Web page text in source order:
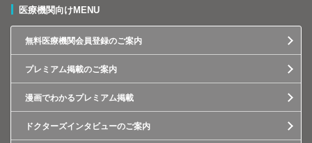
医療機関向けMENU
無料医療機関会員登録のご案内
プレミアム掲載のご案内
漫画でわかるプレミアム掲載
ドクターズインタビューのご案内